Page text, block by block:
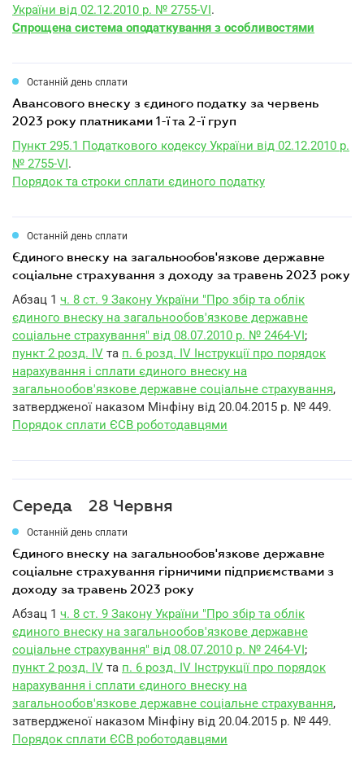
України від 02.12.2010 р. № 2755-VI.
Спрощена система оподаткування з особливостями
Останній день сплати
авансового внеску з єдиного податку за червень
2023 року платниками 1-ї та 2-ї груп
Пункт 295.1 Податкового кодексу України від 02.12.2010 р.
№ 2755-VI.
Порядок та строки сплати єдиного податку
Останній день сплати
єдиного внеску на загальнообов'язкове державне
соціальне страхування з доходу за травень 2023 року
Абзац 1 ч. 8 ст. 9 Закону України "Про збір та облік
єдиного внеску на загальнообов'язкове державне
соціальне страхування" від 08.07.2010 р. № 2464-VI;
пункт 2 розд. IV та п. 6 розд. IV Інструкції про порядок
нарахування і сплати єдиного внеску на
загальнообов'язкове державне соціальне страхування,
затвердженої наказом Мінфіну від 20.04.2015 р. № 449.
Порядок сплати ЄСВ роботодавцями
Середа 28 Червня
Останній день сплати
єдиного внеску на загальнообов'язкове державне
соціальне страхування гірничими підприємствами з
доходу за травень 2023 року
Абзац 1 ч. 8 ст. 9 Закону України "Про збір та облік
єдиного внеску на загальнообов'язкове державне
соціальне страхування" від 08.07.2010 р. № 2464-VI;
пункт 2 розд. IV та п. 6 розд. IV Інструкції про порядок
нарахування і сплати єдиного внеску на
загальнообов'язкове державне соціальне страхування,
затвердженої наказом Мінфіну від 20.04.2015 р. № 449.
Порядок сплати ЄСВ роботодавцями